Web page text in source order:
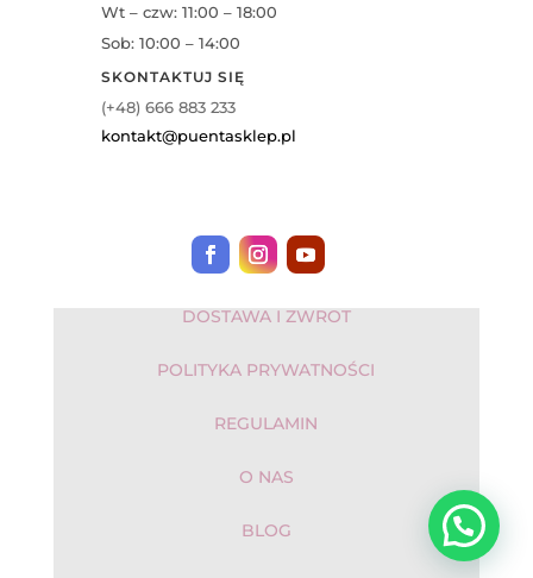
Wt – czw: 11:00 – 18:00
Sob: 10:00 – 14:00
SKONTAKTUJ SIĘ
(+48) 666 883 233
kontakt@puentasklep.pl
DOSTAWA I ZWROT
POLITYKA PRYWATNOŚCI
REGULAMIN
O NAS
BLOG